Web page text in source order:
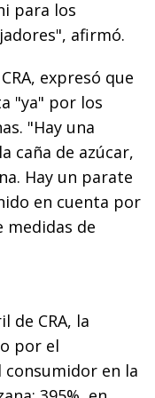
para los
afirmó.
expresó que
"ya" por los
"Hay una
caña de azúcar,
Hay un parate
en cuenta por
medidas de
de CRA, la
por el
en la